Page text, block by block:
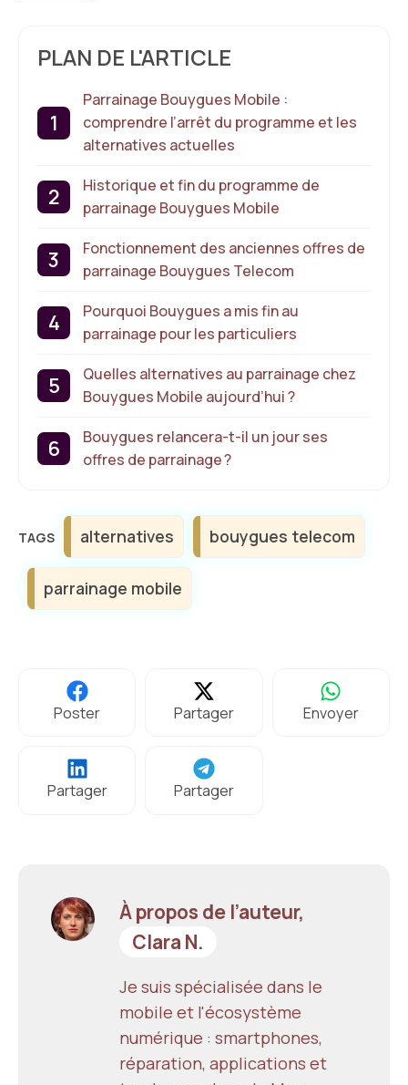
PLAN DE L'ARTICLE
Parrainage Bouygues Mobile :
comprendre l’arrêt du programme et les
alternatives actuelles
Historique et fin du programme de
parrainage Bouygues Mobile
Fonctionnement des anciennes offres de
parrainage Bouygues Telecom
Pourquoi Bouygues a mis fin au
parrainage pour les particuliers
Quelles alternatives au parrainage chez
Bouygues Mobile aujourd’hui ?
Bouygues relancera-t-il un jour ses
offres de parrainage ?
Étiquettes
alternatives bouygues telecom
parrainage mobile
Poster Partager Envoyer
Partager Partager
À propos de l’auteur,
Clara N.
Je suis spécialisée dans le
mobile et l'écosystème
numérique : smartphones,
réparation, applications et